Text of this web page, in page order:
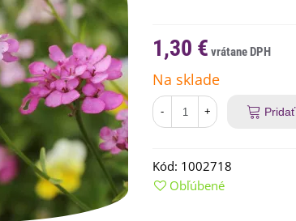
1,30 €
Na sklade
- +
Kód: 1002718
Obľúbené